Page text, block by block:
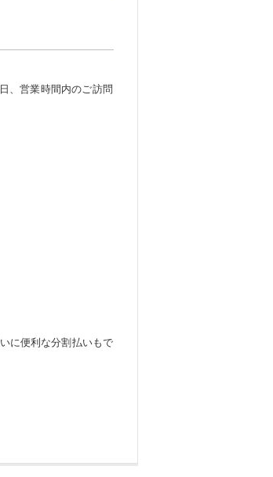
、営業時間内のご訪問
に便利な分割払いもで